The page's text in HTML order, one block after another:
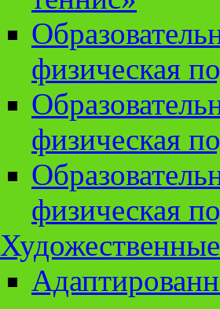
физическая
физическая
физическая
Художественные